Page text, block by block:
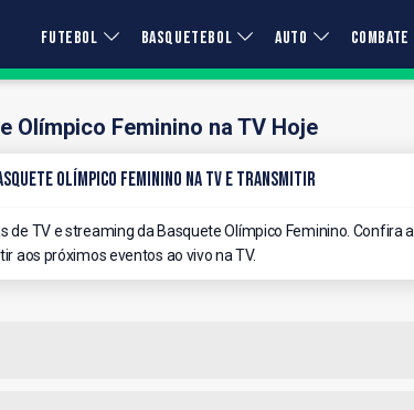
FUTEBOL BASQUETEBOL AUTO COMBATE
Olímpico Feminino na TV Hoje
Olímpico Feminino na TV e Transmitir
TV e streaming da Basquete Olímpico Feminino. Confira a
aos próximos eventos ao vivo na TV.